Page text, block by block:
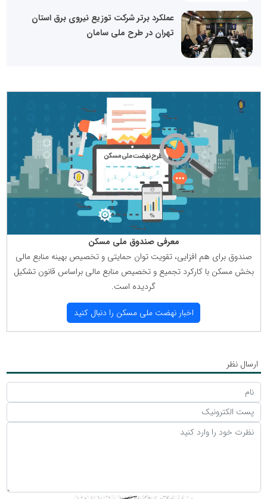
عملکرد برتر شرکت توزیع نیروی برق استان
تهران در طرح ملی سامان
معرفی صندوق ملی مسكن
صندوق برای هم افزایی، تقویت توان حمایتی و تخصیص بهینه منابع مالی
بخش مسكن با كاركرد تجمیع و تخصیص منابع مالی براساس قانون تشكیل
گردیده است.
اخبار نهضت ملی مسكن را دنبال كنید
ارسال نظر